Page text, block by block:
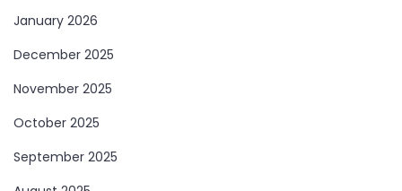
January 2026
December 2025
November 2025
October 2025
September 2025